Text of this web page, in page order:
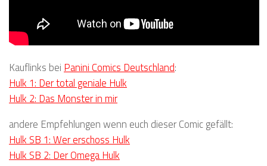
Kauflinks bei Panini Comics Deutschland:
Hulk 1: Der total geniale Hulk
Hulk 2: Das Monster in mir
andere Empfehlungen wenn euch dieser Comic gefällt:
Hulk SB 1: Wer erschoss Hulk
Hulk SB 2: Der Omega Hulk